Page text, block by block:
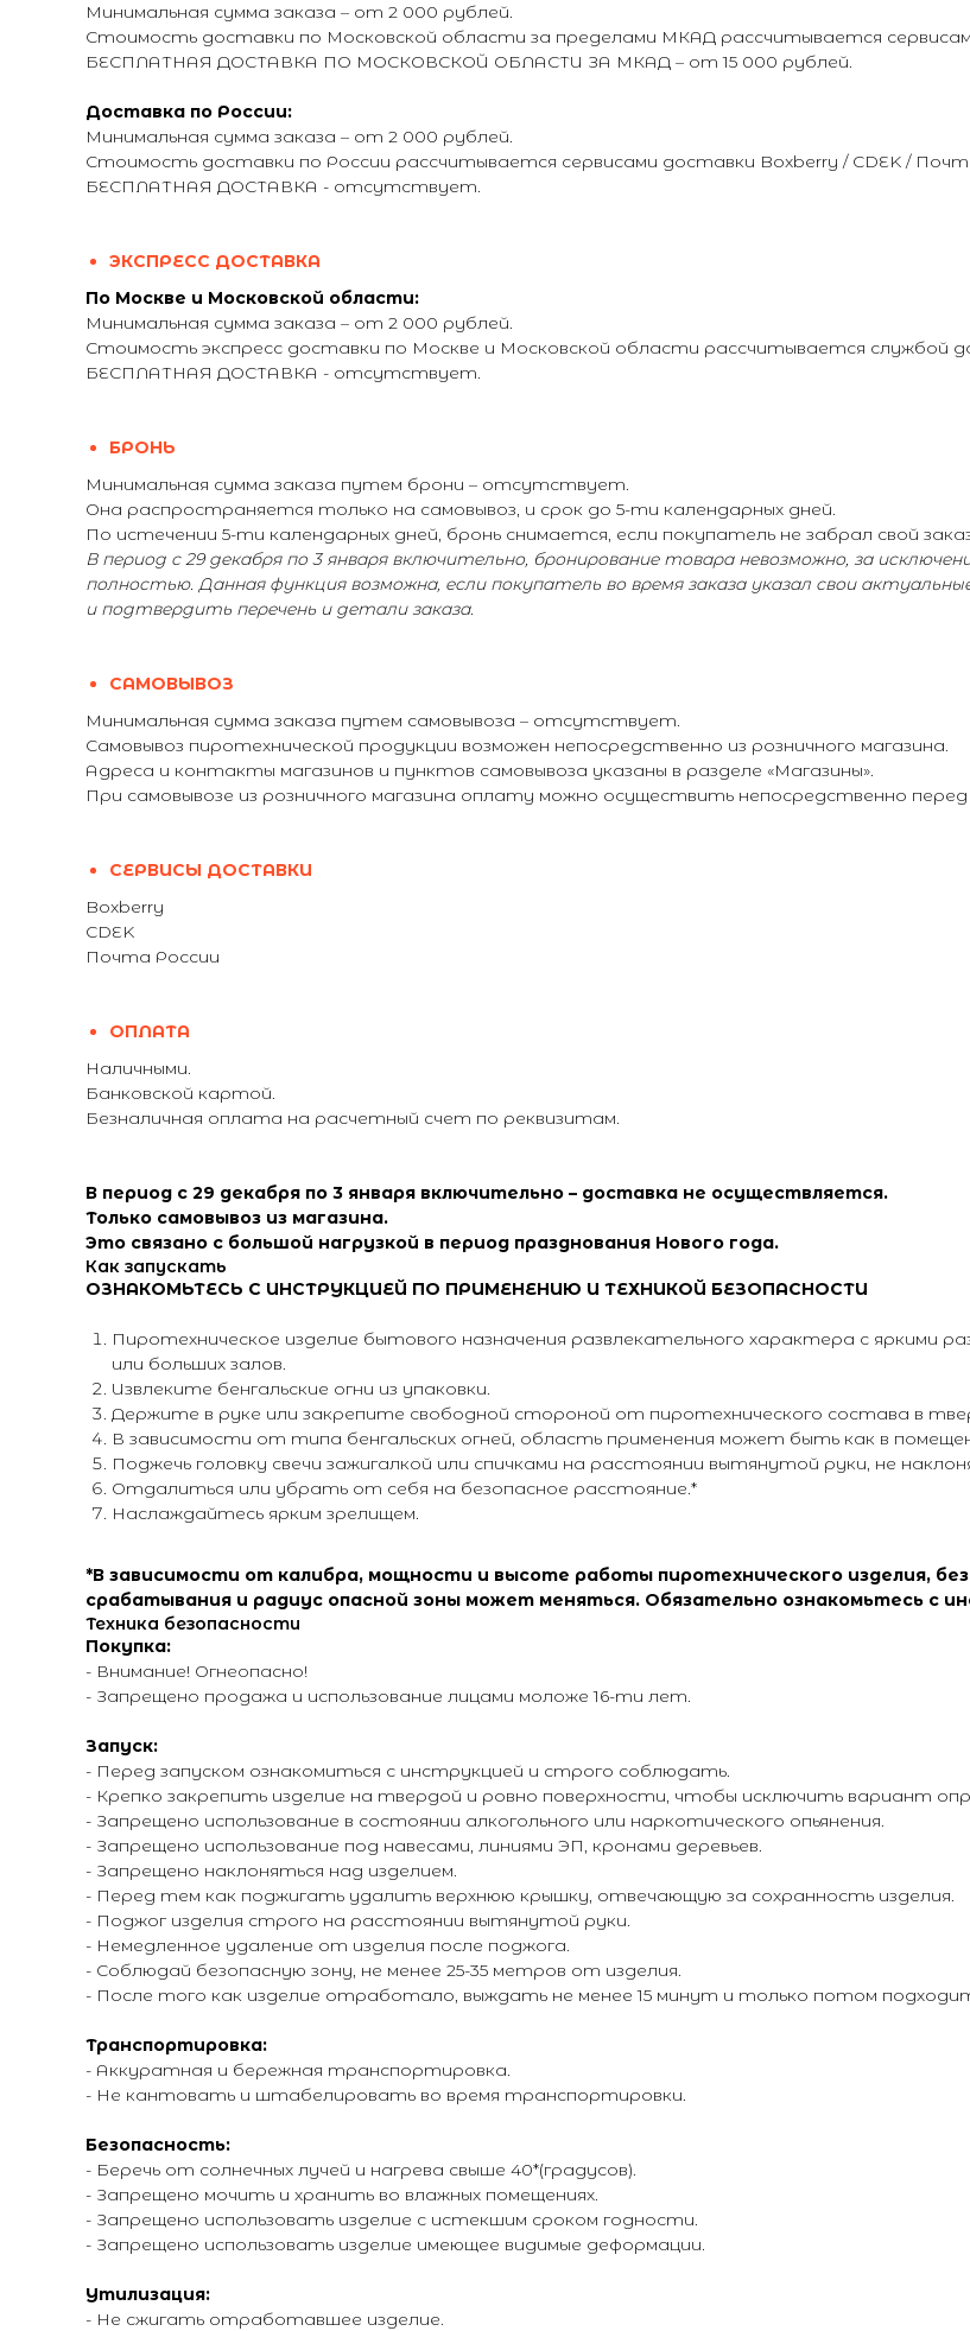
Минимальная сумма заказа – от 2 000 рублей.
Стоимость доставки по Московской области за пределами МКАД рассчитывается
БЕСПЛАТНАЯ ДОСТАВКА ПО МОСКОВСКОЙ ОБЛАСТИ ЗА МКАД – от 15 000 рублей.
Доставка по России:
Минимальная сумма заказа – от 2 000 рублей.
Стоимость доставки по России рассчитывается сервисами доставки Boxberry / CDEK /
БЕСПЛАТНАЯ ДОСТАВКА - отсутствует.
ЭКСПРЕСС ДОСТАВКА
По Москве и Московской области:
Минимальная сумма заказа – от 2 000 рублей.
Стоимость экспресс доставки по Москве и Московской области рассчитывается службой
БЕСПЛАТНАЯ ДОСТАВКА - отсутствует.
БРОНЬ
Минимальная сумма заказа путем брони – отсутствует.
Она распространяется только на самовывоз, и срок до 5-ти календарных дней.
По истечении 5-ти календарных дней, бронь снимается, если покупатель не забрал свой
В период с 29 декабря по 3 января включительно, бронирование товара невозможно, за
полностью. Данная функция возможна, если покупатель во время заказа указал свои
и подтвердить перечень и детали заказа.
САМОВЫВОЗ
Минимальная сумма заказа путем самовывоза – отсутствует.
Самовывоз пиротехнической продукции возможен непосредственно из розничного магазина.
Адреса и контакты магазинов и пунктов самовывоза указаны в разделе «Магазины».
При самовывозе из розничного магазина оплату можно осуществить непосредственно
СЕРВИСЫ ДОСТАВКИ
Boxberry
CDEK
Почта России
ОПЛАТА
Наличными.
Банковской картой.
Безналичная оплата на расчетный счет по реквизитам.
В период с 29 декабря по 3 января включительно – доставка не осуществляется.
Только самовывоз из магазина.
Это связано с большой нагрузкой в период празднования Нового года.
Как запускать
ОЗНАКОМЬТЕСЬ С ИНСТРУКЦИЕЙ ПО ПРИМЕНЕНИЮ И ТЕХНИКОЙ БЕЗОПАСНОСТИ
Пиротехническое изделие бытового назначения развлекательного характера с яркими
или больших залов.
Извлеките бенгальские огни из упаковки.
Держите в руке или закрепите свободной стороной от пиротехнического состава в
В зависимости от типа бенгальских огней, область применения может быть как в
Поджечь головку свечи зажигалкой или спичками на расстоянии вытянутой руки, не
Отдалиться или убрать от себя на безопасное расстояние.*
Наслаждайтесь ярким зрелищем.
*В зависимости от калибра, мощности и высоте работы пиротехнического изделия,
срабатывания и радиус опасной зоны может меняться. Обязательно ознакомьтесь с
Техника безопасности
Покупка:
- Внимание! Огнеопасно!
- Запрещено продажа и использование лицами моложе 16-ти лет.
Запуск:
- Перед запуском ознакомиться с инструкцией и строго соблюдать.
- Крепко закрепить изделие на твердой и ровно поверхности, чтобы исключить вариант
- Запрещено использование в состоянии алкогольного или наркотического опьянения.
- Запрещено использование под навесами, линиями ЭП, кронами деревьев.
- Запрещено наклоняться над изделием.
- Перед тем как поджигать удалить верхнюю крышку, отвечающую за сохранность изделия.
- Поджог изделия строго на расстоянии вытянутой руки.
- Немедленное удаление от изделия после поджога.
- Соблюдай безопасную зону, не менее 25-35 метров от изделия.
- После того как изделие отработало, выждать не менее 15 минут и только потом
Транспортировка:
- Аккуратная и бережная транспортировка.
- Не кантовать и штабелировать во время транспортировки.
Безопасность:
- Беречь от солнечных лучей и нагрева свыше 40*(градусов).
- Запрещено мочить и хранить во влажных помещениях.
- Запрещено использовать изделие с истекшим сроком годности.
- Запрещено использовать изделие имеющее видимые деформации.
Утилизация:
- Не сжигать отработавшее изделие.